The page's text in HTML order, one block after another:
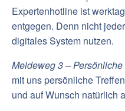
Expertenhotline ist
entgegen. Denn nicht
digitales System nutzen.
Meldeweg 3 – Persönliche
mit uns persönliche
und auf Wunsch natürlich